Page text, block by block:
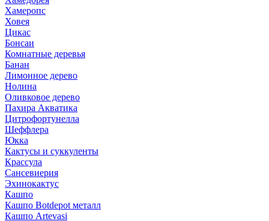
Хамеропс
Ховея
Цикас
Бонсаи
Комнатные деревья
Банан
Лимонное дерево
Нолина
Оливковое дерево
Пахира Акватика
Цитрофортунелла
Шеффлера
Юкка
Кактусы и суккуленты
Крассула
Сансевиерия
Эхинокактус
Кашпо
Кашпо Botdepot металл
Кашпо Artevasi